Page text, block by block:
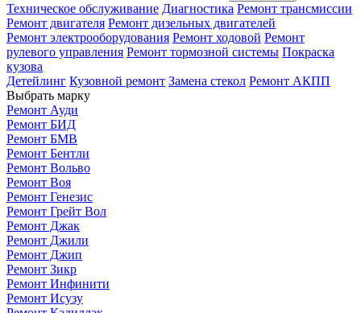
Техническое обслуживание Диагностика Ремонт трансмиссии
Ремонт двигателя Ремонт дизельных двигателей
Ремонт электрооборудования Ремонт ходовой Ремонт
рулевого управления Ремонт тормозной системы Покраска
кузова
Детейлинг Кузовной ремонт Замена стекол Ремонт АКПП
Выбрать марку
Ремонт Ауди
Ремонт БИД
Ремонт БМВ
Ремонт Бентли
Ремонт Вольво
Ремонт Воя
Ремонт Генезис
Ремонт Грейт Вол
Ремонт Джак
Ремонт Джили
Ремонт Джип
Ремонт Зикр
Ремонт Инфинити
Ремонт Исузу